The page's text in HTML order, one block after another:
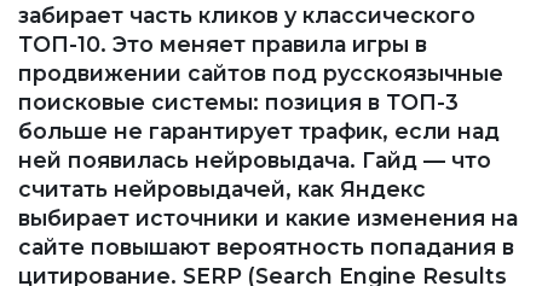
забирает часть кликов у классического
ТОП-10. Это меняет правила игры в
продвижении сайтов под русскоязычные
поисковые системы: позиция в ТОП-3
больше не гарантирует трафик, если над
ней появилась нейровыдача. Гайд — что
считать нейровыдачей, как Яндекс
выбирает источники и какие изменения на
сайте повышают вероятность попадания в
цитирование. SERP (Search Engine Results